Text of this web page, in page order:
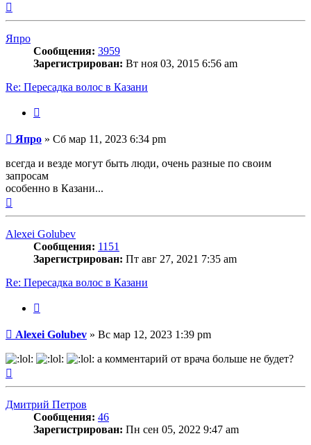
Япро
Сообщения: 3959
Зарегистрирован: Вт ноя 03, 2015 6:56 am
Re: Пересадка волос в Казани
Сообщение
Япро » Сб мар 11, 2023 6:34 pm
всегда и везде могут быть люди, очень разные по своим
запросам
особенно в Казани...
Alexei Golubev
Сообщения: 1151
Зарегистрирован: Пт авг 27, 2021 7:35 am
Re: Пересадка волос в Казани
Сообщение
Alexei Golubev » Вс мар 12, 2023 1:39 pm
а комментарий от врача больше не будет?
Дмитрий Петров
Сообщения: 46
Зарегистрирован: Пн сен 05, 2022 9:47 am